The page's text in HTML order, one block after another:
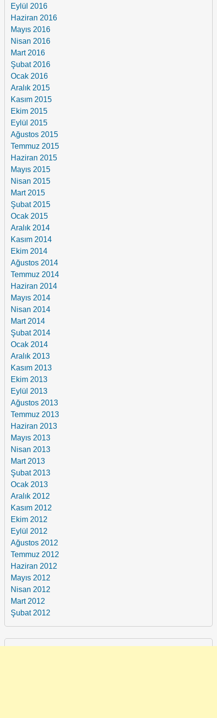
Eylül 2016
Haziran 2016
Mayıs 2016
Nisan 2016
Mart 2016
Şubat 2016
Ocak 2016
Aralık 2015
Kasım 2015
Ekim 2015
Eylül 2015
Ağustos 2015
Temmuz 2015
Haziran 2015
Mayıs 2015
Nisan 2015
Mart 2015
Şubat 2015
Ocak 2015
Aralık 2014
Kasım 2014
Ekim 2014
Ağustos 2014
Temmuz 2014
Haziran 2014
Mayıs 2014
Nisan 2014
Mart 2014
Şubat 2014
Ocak 2014
Aralık 2013
Kasım 2013
Ekim 2013
Eylül 2013
Ağustos 2013
Temmuz 2013
Haziran 2013
Mayıs 2013
Nisan 2013
Mart 2013
Şubat 2013
Ocak 2013
Aralık 2012
Kasım 2012
Ekim 2012
Eylül 2012
Ağustos 2012
Temmuz 2012
Haziran 2012
Mayıs 2012
Nisan 2012
Mart 2012
Şubat 2012